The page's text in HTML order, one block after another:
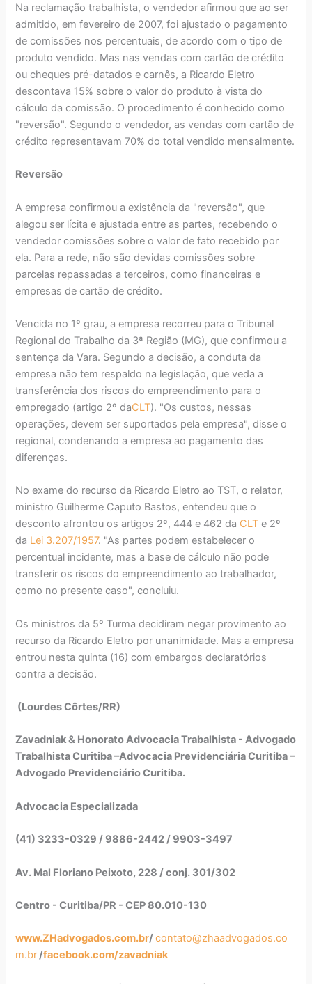
Na reclamação trabalhista, o vendedor afirmou que ao ser
admitido, em fevereiro de 2007, foi ajustado o pagamento
de comissões nos percentuais, de acordo com o tipo de
produto vendido. Mas nas vendas com cartão de crédito
ou cheques pré-datados e carnês, a Ricardo Eletro
descontava 15% sobre o valor do produto à vista do
cálculo da comissão. O procedimento é conhecido como
"reversão". Segundo o vendedor, as vendas com cartão de
crédito representavam 70% do total vendido mensalmente.
Reversão
A empresa confirmou a existência da "reversão", que
alegou ser lícita e ajustada entre as partes, recebendo o
vendedor comissões sobre o valor de fato recebido por
ela. Para a rede, não são devidas comissões sobre
parcelas repassadas a terceiros, como financeiras e
empresas de cartão de crédito.
Vencida no 1º grau, a empresa recorreu para o Tribunal
Regional do Trabalho da 3ª Região (MG), que confirmou a
sentença da Vara. Segundo a decisão, a conduta da
empresa não tem respaldo na legislação, que veda a
transferência dos riscos do empreendimento para o
empregado (artigo 2º daCLT). "Os custos, nessas
operações, devem ser suportados pela empresa", disse o
regional, condenando a empresa ao pagamento das
diferenças.
No exame do recurso da Ricardo Eletro ao TST, o relator,
ministro Guilherme Caputo Bastos, entendeu que o
desconto afrontou os artigos 2º, 444 e 462 da CLT e 2º
da Lei 3.207/1957. "As partes podem estabelecer o
percentual incidente, mas a base de cálculo não pode
transferir os riscos do empreendimento ao trabalhador,
como no presente caso", concluiu.
Os ministros da 5º Turma decidiram negar provimento ao
recurso da Ricardo Eletro por unanimidade. Mas a empresa
entrou nesta quinta (16) com embargos declaratórios
contra a decisão.
(Lourdes Côrtes/RR)
Zavadniak & Honorato Advocacia Trabalhista - Advogado
Trabalhista Curitiba –Advocacia Previdenciária Curitiba –
Advogado Previdenciário Curitiba.
Advocacia Especializada
(41) 3233-0329 / 9886-2442 / 9903-3497
Av. Mal Floriano Peixoto, 228 / conj. 301/302
Centro - Curitiba/PR - CEP 80.010-130
www.ZHadvogados.com.br/contato@zhaadvogados.co
m.br/facebook.com/zavadniak